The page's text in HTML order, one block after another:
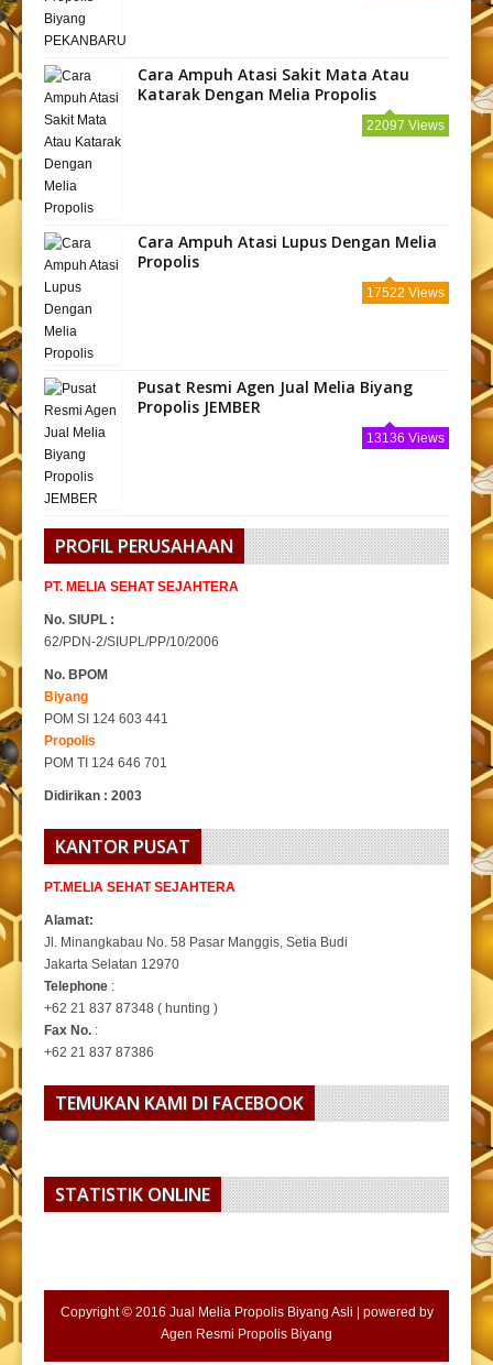
Cara Ampuh Atasi Sakit Mata Atau
Katarak Dengan Melia Propolis
22097 Views
Cara Ampuh Atasi Lupus Dengan Melia
Propolis
17522 Views
Pusat Resmi Agen Jual Melia Biyang
Propolis JEMBER
13136 Views
PROFIL PERUSAHAAN
PT. MELIA SEHAT SEJAHTERA
No. SIUPL :
62/PDN-2/SIUPL/PP/10/2006
No. BPOM
Biyang
POM SI 124 603 441
Propolis
POM TI 124 646 701
Didirikan : 2003
KANTOR PUSAT
PT.MELIA SEHAT SEJAHTERA
Alamat:
Jl. Minangkabau No. 58 Pasar Manggis, Setia Budi
Jakarta Selatan 12970
Telephone :
+62 21 837 87348 ( hunting )
Fax No. :
+62 21 837 87386
TEMUKAN KAMI DI FACEBOOK
STATISTIK ONLINE
Copyright © 2016 Jual Melia Propolis Biyang Asli | powered by
Agen Resmi Propolis Biyang